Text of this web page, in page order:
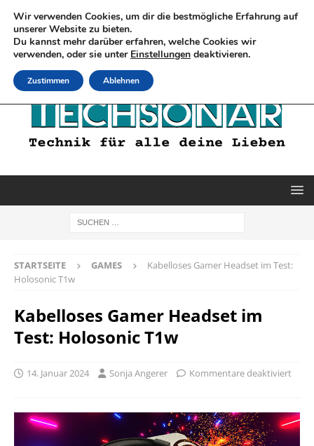
STARTSEITE GAMES
Kabelloses Gamer Headset im Test:
Holosonic T1w
Kabelloses Gamer Headset im
Test: Holosonic T1w
14. Januar 2024 Sonja Angerer Kommentare deaktiviert
Wir verwenden Cookies, um dir die bestmögliche Erfahrung auf
unserer Website zu bieten.
Du kannst mehr darüber erfahren, welche Cookies wir
verwenden, oder sie unter Einstellungen deaktivieren.
Zustimmen Ablehnen